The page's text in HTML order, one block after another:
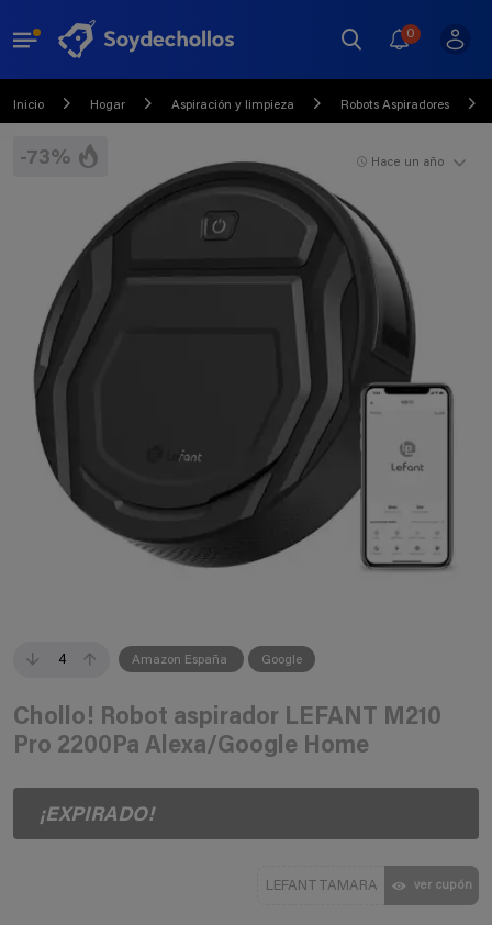
0
Inicio Hogar Aspiración y limpieza Robots Aspiradores
-73%
4 Amazon España Google
Hace un año
Chollo! Robot aspirador LEFANT M210
Pro 2200Pa Alexa/Google Home
¡EXPIRADO!
LEFANTTAMARA ver cupón